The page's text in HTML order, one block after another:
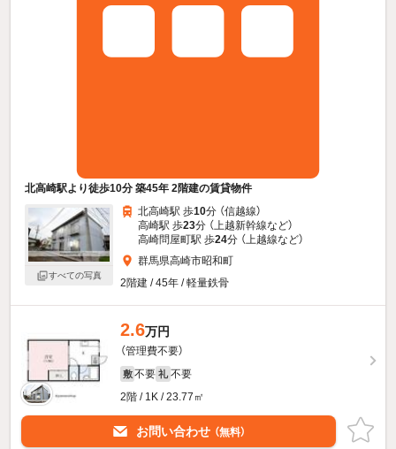
北高崎駅より徒歩10分 築45年 2階建の賃貸物件
すべての写真
北高崎駅 歩10分 （信越線）
高崎駅 歩23分 （上越新幹線など）
高崎問屋町駅 歩24分 （上越線など）
群馬県高崎市昭和町
2階建 / 45年 / 軽量鉄骨
2.6万円
（管理費不要）
敷 不要 礼 不要
2階 / 1K / 23.77㎡
お問い合わせ （無料）